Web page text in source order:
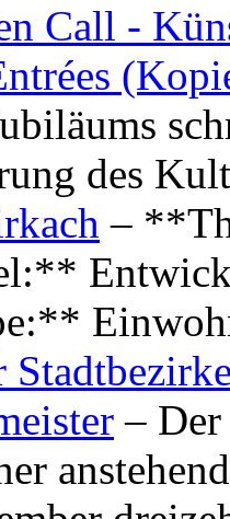
Call -
des
–
–